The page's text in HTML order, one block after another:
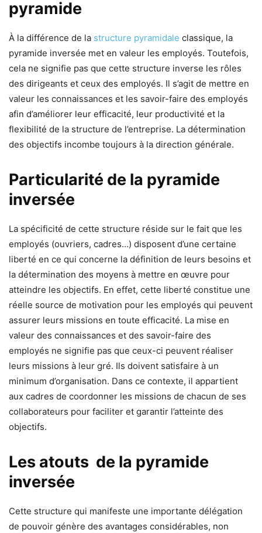
pyramide
À la différence de la structure pyramidale classique, la
pyramide inversée met en valeur les employés. Toutefois,
cela ne signifie pas que cette structure inverse les rôles
des dirigeants et ceux des employés. Il s’agit de mettre en
valeur les connaissances et les savoir-faire des employés
afin d’améliorer leur efficacité, leur productivité et la
flexibilité de la structure de l’entreprise. La détermination
des objectifs incombe toujours à la direction générale.
Particularité de la pyramide
inversée
La spécificité de cette structure réside sur le fait que les
employés (ouvriers, cadres…) disposent d’une certaine
liberté en ce qui concerne la définition de leurs besoins et
la détermination des moyens à mettre en œuvre pour
atteindre les objectifs. En effet, cette liberté constitue une
réelle source de motivation pour les employés qui peuvent
assurer leurs missions en toute efficacité. La mise en
valeur des connaissances et des savoir-faire des
employés ne signifie pas que ceux-ci peuvent réaliser
leurs missions à leur gré. Ils doivent satisfaire à un
minimum d’organisation. Dans ce contexte, il appartient
aux cadres de coordonner les missions de chacun de ses
collaborateurs pour faciliter et garantir l’atteinte des
objectifs.
Les atouts de la pyramide
inversée
Cette structure qui manifeste une importante délégation
de pouvoir génère des avantages considérables, non